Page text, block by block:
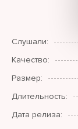
Слушали:
Качество:
Размер:
Длительность:
Дата релиза: